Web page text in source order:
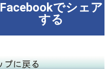
Facebookでシェア
する